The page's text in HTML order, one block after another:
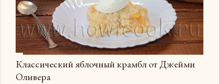
Классический яблочный крамбл от Джейми
Оливера